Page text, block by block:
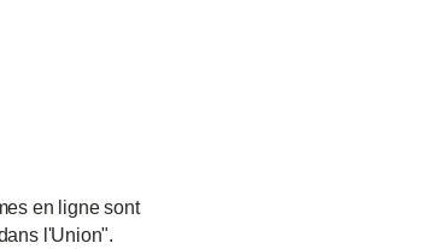
en ligne sont
l'Union".